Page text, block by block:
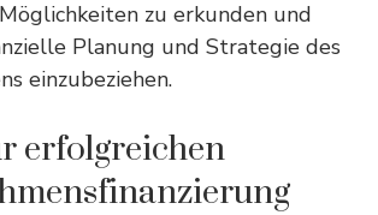
zu erkunden und
Planung und Strategie des
einzubeziehen.
erfolgreichen